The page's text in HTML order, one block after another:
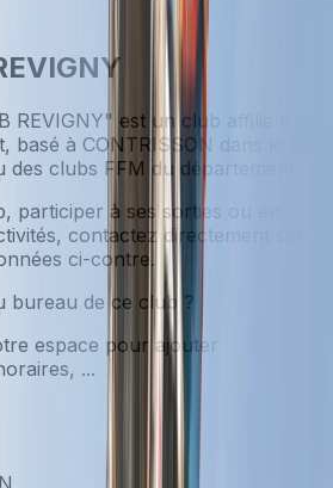
REVIGNY" est un club affilié à la
, basé à CONTRISSON dans le 55
clubs FFM du département.
participer à ses sorties ou en
contactez directement son
ci-contre.
bureau de ce club ?
espace pour ajouter
...